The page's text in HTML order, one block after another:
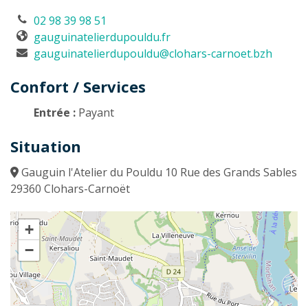
02 98 39 98 51
gauguinatelierdupouldu.fr
gauguinatelierdupouldu@clohars-carnoet.bzh
Confort / Services
Entrée : Payant
Situation
Gauguin l'Atelier du Pouldu 10 Rue des Grands Sables
29360 Clohars-Carnoët
+
−